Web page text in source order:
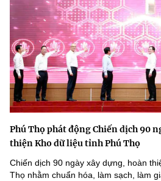
Phú Thọ phát động Chiến dịch 90
thiện Kho dữ liệu tỉnh Phú Thọ
Chiến dịch 90 ngày xây dựng, hoàn
Thọ nhằm chuẩn hóa, làm sạch, làm